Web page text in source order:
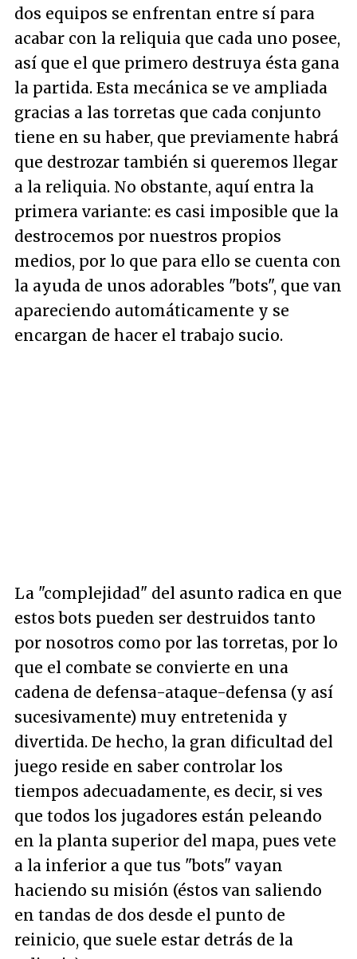
dos equipos se enfrentan entre sí para
acabar con la reliquia que cada uno posee,
así que el que primero destruya ésta gana
la partida. Esta mecánica se ve ampliada
gracias a las torretas que cada conjunto
tiene en su haber, que previamente habrá
que destrozar también si queremos llegar
a la reliquia. No obstante, aquí entra la
primera variante: es casi imposible que la
destrocemos por nuestros propios
medios, por lo que para ello se cuenta con
la ayuda de unos adorables "bots", que van
apareciendo automáticamente y se
encargan de hacer el trabajo sucio.
La "complejidad" del asunto radica en que
estos bots pueden ser destruidos tanto
por nosotros como por las torretas, por lo
que el combate se convierte en una
cadena de defensa-ataque-defensa (y así
sucesivamente) muy entretenida y
divertida. De hecho, la gran dificultad del
juego reside en saber controlar los
tiempos adecuadamente, es decir, si ves
que todos los jugadores están peleando
en la planta superior del mapa, pues vete
a la inferior a que tus "bots" vayan
haciendo su misión (éstos van saliendo
en tandas de dos desde el punto de
reinicio, que suele estar detrás de la